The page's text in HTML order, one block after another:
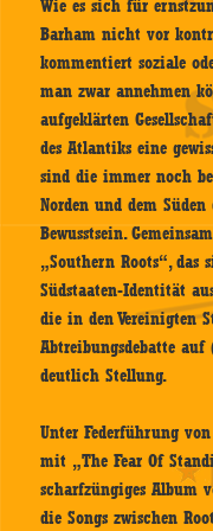
Wie es sich für
Barham nicht vor
kommentiert soziale
man zwar annehmen
aufgeklärten
des Atlantiks eine
sind die immer noch
Norden und dem
Bewusstsein.
„Southern Roots“,
Südstaaten-Identität
die in den Vereinigten
Abtreibungsdebatte auf
deutlich Stellung.
Unter Federführung
mit „The Fear Of
scharfzüngiges Album
die Songs zwischen